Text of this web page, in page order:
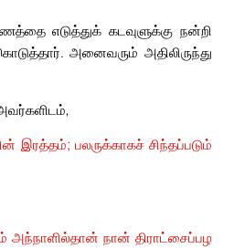
எடுத்துக் கடவுளுக்கு நன்றி
அனைவரும் அதிலிருந்து
இரத்தம்; பலருக்காகச் சிந்தப்படும்
அந்நாளில்தான் நான் திராட்சைப்பழ